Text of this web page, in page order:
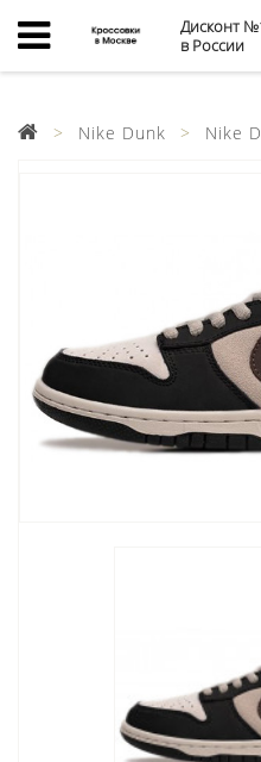
Дисконт
в России
Nike Dunk Nike